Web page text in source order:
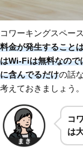
コワーキングスペー
料金が発生すること
はWi-Fiは無料なので
に含んでるだけの話
考えておきましょう。
コ
は